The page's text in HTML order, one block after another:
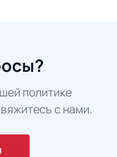
политике
с нами.